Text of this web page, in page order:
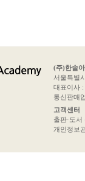
(주)한솔
서울특별
대표이사
통신판매
고객센터
출판·도
개인정보